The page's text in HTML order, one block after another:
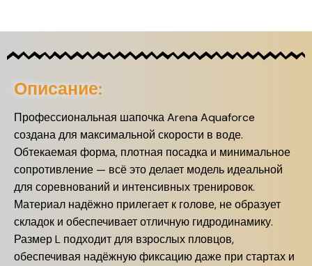
Описание:
Профессиональная шапочка Arena Aquaforce
создана для максимальной скорости в воде.
Обтекаемая форма, плотная посадка и минимальное
сопротивление — всё это делает модель идеальной
для соревнований и интенсивных тренировок.
Материал надёжно прилегает к голове, не образует
складок и обеспечивает отличную гидродинамику.
Размер L подходит для взрослых пловцов,
обеспечивая надёжную фиксацию даже при стартах и